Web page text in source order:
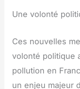
Une volonté
Ces nouvelles
volonté politique
pollution en
un enjeu majeur